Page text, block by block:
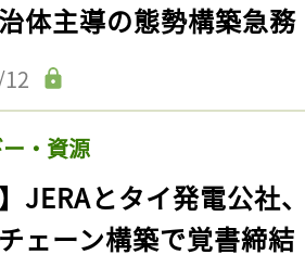
体主導の態勢構築急務
・資源
】JERAとタイ発電公社
ェーン構築で覚書締結